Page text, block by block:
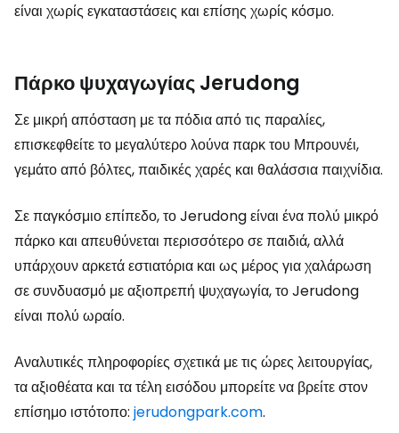
είναι χωρίς εγκαταστάσεις και επίσης χωρίς κόσμο.
Πάρκο ψυχαγωγίας Jerudong
Σε μικρή απόσταση με τα πόδια από τις παραλίες,
επισκεφθείτε το μεγαλύτερο λούνα παρκ του Μπρουνέι,
γεμάτο από βόλτες, παιδικές χαρές και θαλάσσια παιχνίδια.
Σε παγκόσμιο επίπεδο, το Jerudong είναι ένα πολύ μικρό
πάρκο και απευθύνεται περισσότερο σε παιδιά, αλλά
υπάρχουν αρκετά εστιατόρια και ως μέρος για χαλάρωση
σε συνδυασμό με αξιοπρεπή ψυχαγωγία, το Jerudong
είναι πολύ ωραίο.
Αναλυτικές πληροφορίες σχετικά με τις ώρες λειτουργίας,
τα αξιοθέατα και τα τέλη εισόδου μπορείτε να βρείτε στον
επίσημο ιστότοπο: jerudongpark.com.